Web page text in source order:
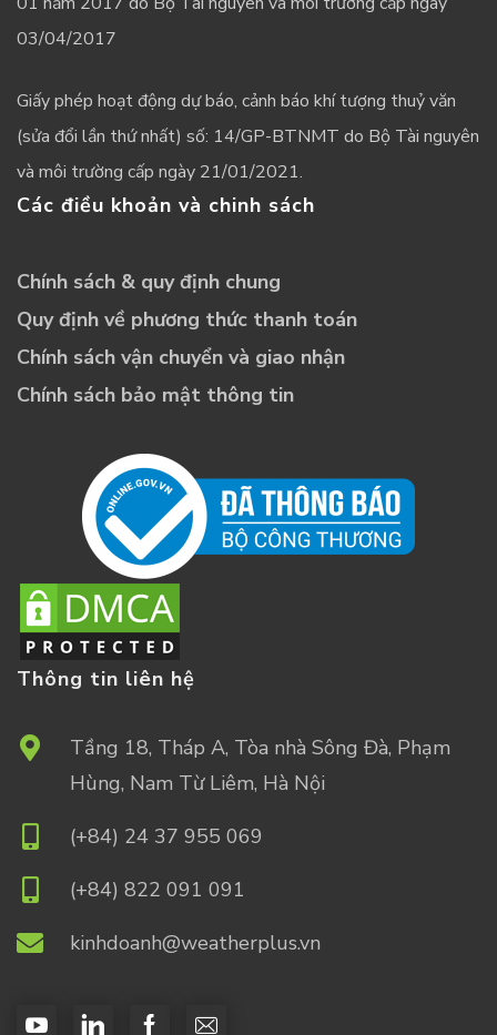
03/04/2017
Giấy phép hoạt động dự báo, cảnh báo khí tượng thuỷ văn
(sửa đổi lần thứ nhất) số: 14/GP-BTNMT do Bộ Tài nguyên
và môi trường cấp ngày 21/01/2021.
Các điều khoản và chinh sách
Chính sách & quy định chung
Quy định về phương thức thanh toán
Chính sách vận chuyển và giao nhận
Chính sách bảo mật thông tin
Thông tin liên hệ
Tầng 18, Tháp A, Tòa nhà Sông Đà, Phạm
Hùng, Nam Từ Liêm, Hà Nội
(+84) 24 37 955 069
(+84) 822 091 091
kinhdoanh@weatherplus.vn